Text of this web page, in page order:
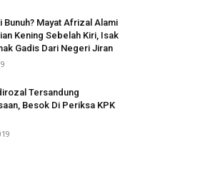
Bunuh? Mayat Afrizal Alami
Kening Sebelah Kiri, Isak
Gadis Dari Negeri Jiran
Tersandung
Besok Di Periksa KPK